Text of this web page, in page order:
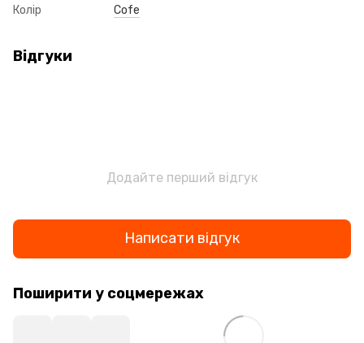
Колір
Cofe
Відгуки
Додайте перший відгук
Написати відгук
Поширити у соцмережах